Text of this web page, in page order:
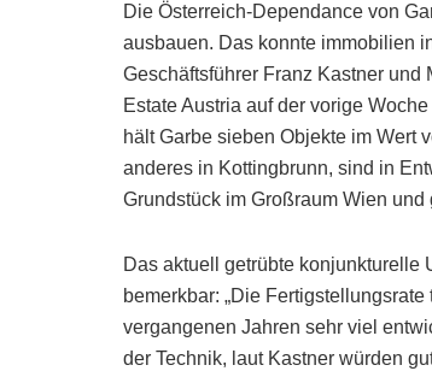
Die Österreich-Dependance von
ausbauen. Das konnte immobilien
Geschäftsführer Franz Kastner und
Estate Austria auf der vorige
hält Garbe sieben Objekte im Wert
anderes in Kottingbrunn, sind in
Grundstück im Großraum Wien
Das aktuell getrübte konjunkturelle
bemerkbar: „Die
vergangenen Jahren sehr viel
der Technik, laut Kastner würden